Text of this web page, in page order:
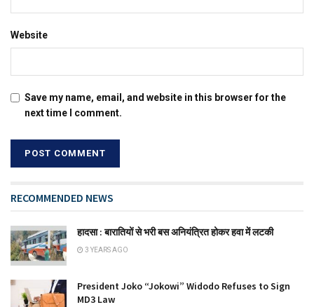
Website
Save my name, email, and website in this browser for the
next time I comment.
RECOMMENDED NEWS
हादसा : बारातियों से भरी बस अनियंत्रित होकर हवा में लटकी
3 YEARS AGO
President Joko “Jokowi” Widodo Refuses to Sign
MD3 Law